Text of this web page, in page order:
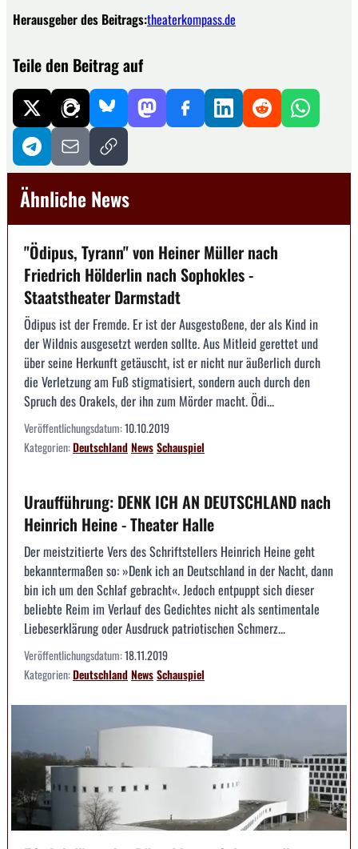
Herausgeber des Beitrags:theaterkompass.de
Teile den Beitrag auf
Ähnliche News
"Ödipus, Tyrann" von Heiner Müller nach
Friedrich Hölderlin nach Sophokles -
Staatstheater Darmstadt
Ödipus ist der Fremde. Er ist der Ausgestoßene, der als Kind in
der Wildnis ausgesetzt werden sollte. Aus Mitleid gerettet und
über seine Herkunft getäuscht, ist er nicht nur äußerlich durch
die Verletzung am Fuß stigmatisiert, sondern auch durch den
Spruch des Orakels, der ihn zum Mörder macht. Ödi...
Veröffentlichungsdatum:10.10.2019
Kategorien:DeutschlandNewsSchauspiel
Uraufführung: DENK ICH AN DEUTSCHLAND nach
Heinrich Heine - Theater Halle
Der meistzitierte Vers des Schriftstellers Heinrich Heine geht
bekanntermaßen so: »Denk ich an Deutschland in der Nacht, dann
bin ich um den Schlaf gebracht«. Jedoch entpuppt sich dieser
beliebte Reim im Verlauf des Gedichtes nicht als sentimentale
Liebeserklärung oder Ausdruck patriotischen Schmerz...
Veröffentlichungsdatum:18.11.2019
Kategorien:DeutschlandNewsSchauspiel